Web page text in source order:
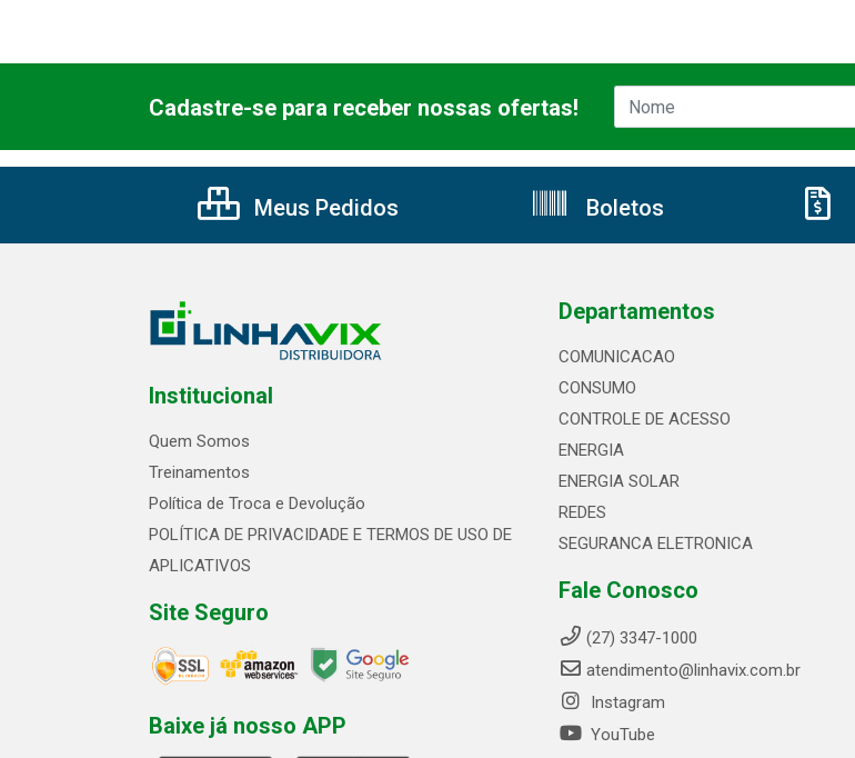
Cadastre-se para receber nossas ofertas!
Meus Pedidos Boletos
Institucional
Quem Somos
Treinamentos
Política de Troca e Devolução
POLÍTICA DE PRIVACIDADE E TERMOS DE USO DE
APLICATIVOS
Site Seguro
Baixe já nosso APP
Departamentos
COMUNICACAO
CONSUMO
CONTROLE DE ACESSO
ENERGIA
ENERGIA SOLAR
REDES
SEGURANCA ELETRONICA
Fale Conosco
(27) 3347-1000
atendimento@linhavix.com.br
Instagram
YouTube